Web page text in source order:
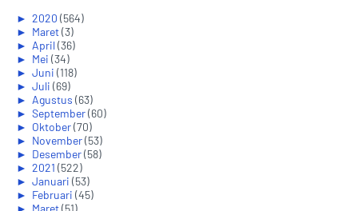
► 2020 (564)
► Maret(3)
► April(36)
► Mei (34)
► Juni (118)
► Juli (69)
► Agustus (63)
► September(60)
► Oktober(70)
► November(53)
► Desember(58)
► 2021 (522)
► Januari (53)
► Februari (45)
► Maret(51)